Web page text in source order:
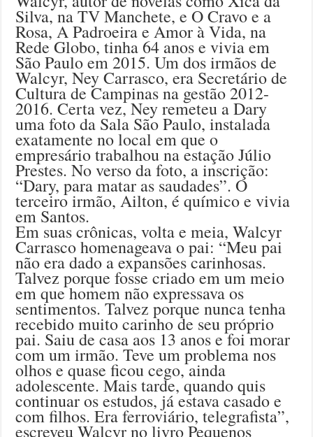
Silva, na TV Manchete, e O Cravo e a
Rosa, A Padroeira e Amor à Vida, na
Rede Globo, tinha 64 anos e vivia em
São Paulo em 2015. Um dos irmãos de
Walcyr, Ney Carrasco, era Secretário de
Cultura de Campinas na gestão 2012-
2016. Certa vez, Ney remeteu a Dary
uma foto da Sala São Paulo, instalada
exatamente no local em que o
empresário trabalhou na estação Júlio
Prestes. No verso da foto, a inscrição:
“Dary, para matar as saudades”. O
terceiro irmão, Ailton, é químico e vivia
em Santos.
Em suas crônicas, volta e meia, Walcyr
Carrasco homenageava o pai: “Meu pai
não era dado a expansões carinhosas.
Talvez porque fosse criado em um meio
em que homem não expressava os
sentimentos. Talvez porque nunca tenha
recebido muito carinho de seu próprio
pai. Saiu de casa aos 13 anos e foi morar
com um irmão. Teve um problema nos
olhos e quase ficou cego, ainda
adolescente. Mais tarde, quando quis
continuar os estudos, já estava casado e
com filhos. Era ferroviário, telegrafista”,
escreveu Walcyr no livro Pequenos